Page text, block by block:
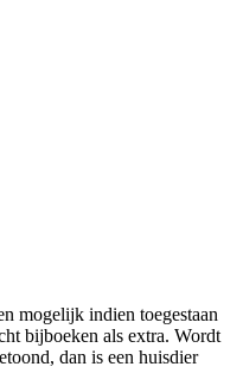
mogelijk indien toegestaan
bijboeken als extra. Wordt
dan is een huisdier